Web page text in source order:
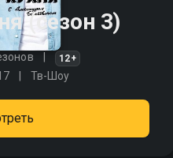
(сезон 3)
12+
Тв-Шоу